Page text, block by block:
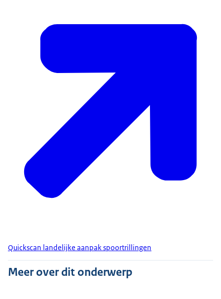
Quickscan landelijke aanpak spoortrillingen
Meer over dit onderwerp